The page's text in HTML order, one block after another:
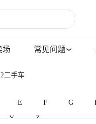
场 常见问题
二手车
E F G
Y Z